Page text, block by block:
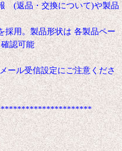
(返品・交換について)や製品
採用。製品形状は 各製品ペー
認可能
ール受信設定にご注意くださ